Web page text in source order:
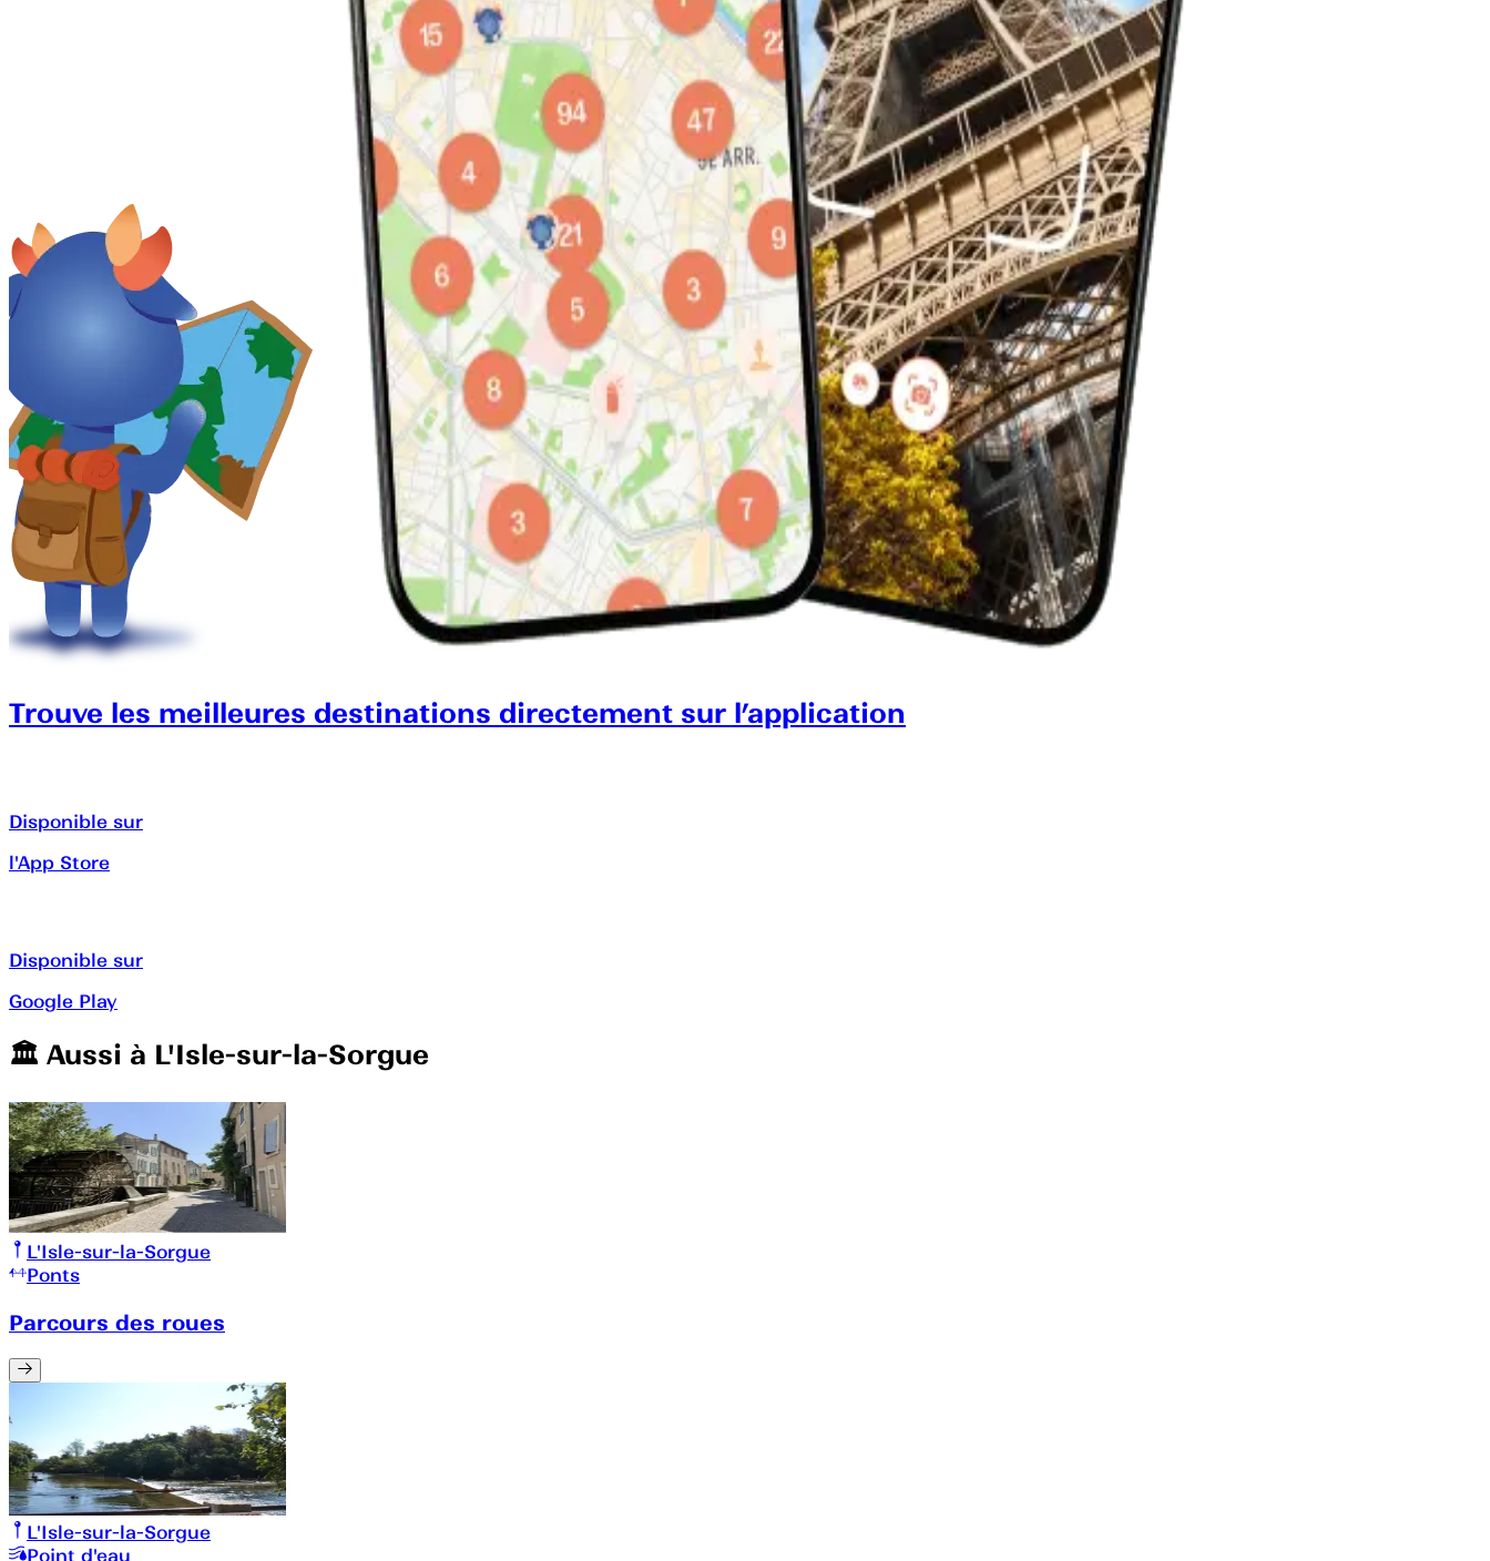
Trouve les meilleures destinations directement sur l’application
Disponible sur
l'App Store
Disponible sur
Google Play
🏛️️ Aussi à L'Isle-sur-la-Sorgue
L'Isle-sur-la-Sorgue
Ponts
Parcours des roues
L'Isle-sur-la-Sorgue
Point d'eau